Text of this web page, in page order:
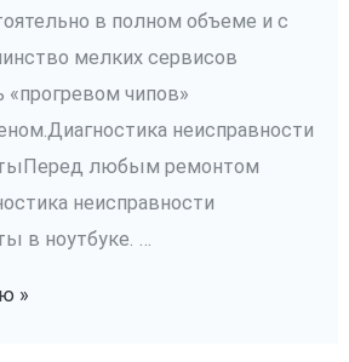
в полном объеме и с
мелких сервисов
чипов»
неисправности
любым ремонтом
неисправности
в ноутбуке. …
»